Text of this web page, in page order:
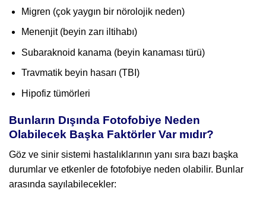
Migren (çok yaygın bir nörolojik neden)
Menenjit (beyin zarı iltihabı)
Subaraknoid kanama (beyin kanaması türü)
Travmatik beyin hasarı (TBI)
Hipofiz tümörleri
Bunların Dışında Fotofobiye Neden
Olabilecek Başka Faktörler Var mıdır?
Göz ve sinir sistemi hastalıklarının yanı sıra bazı başka
durumlar ve etkenler de fotofobiye neden olabilir. Bunlar
arasında sayılabilecekler: